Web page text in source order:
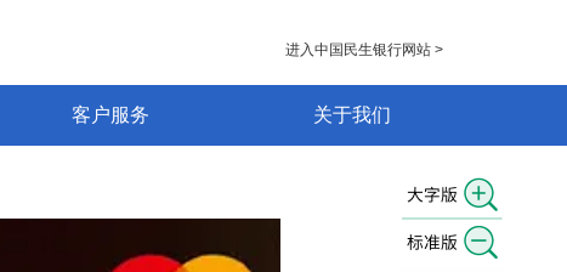
进入中国民生银行网站 >
客户服务 关于我们